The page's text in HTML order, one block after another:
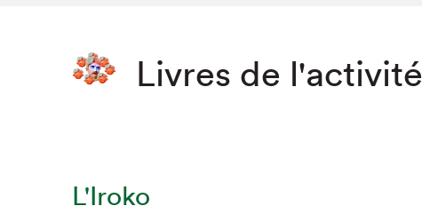
Livres de l'activité
L'Iroko